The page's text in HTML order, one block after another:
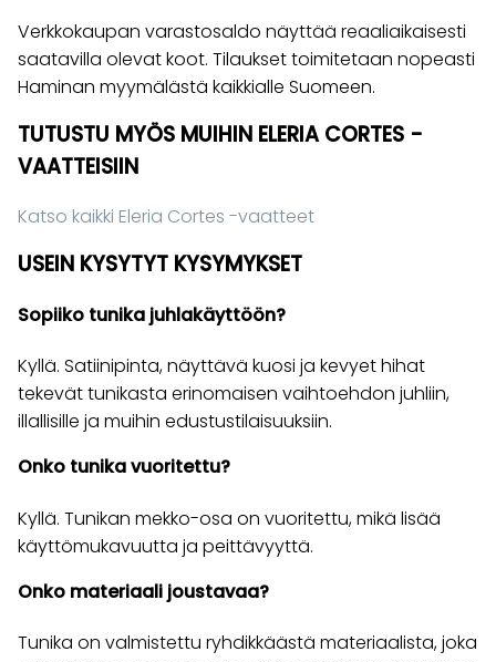
Verkkokaupan varastosaldo näyttää reaaliaikaisesti
saatavilla olevat koot. Tilaukset toimitetaan nopeasti
Haminan myymälästä kaikkialle Suomeen.
TUTUSTU MYÖS MUIHIN ELERIA CORTES -
VAATTEISIIN
Katso kaikki Eleria Cortes -vaatteet
USEIN KYSYTYT KYSYMYKSET
Sopiiko tunika juhlakäyttöön?
Kyllä. Satiinipinta, näyttävä kuosi ja kevyet hihat
tekevät tunikasta erinomaisen vaihtoehdon juhliin,
illallisille ja muihin edustustilaisuuksiin.
Onko tunika vuoritettu?
Kyllä. Tunikan mekko-osa on vuoritettu, mikä lisää
käyttömukavuutta ja peittävyyttä.
Onko materiaali joustavaa?
Tunika on valmistettu ryhdikkäästä materiaalista, joka